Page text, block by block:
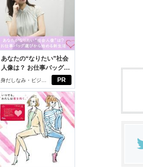
PR
あなたの“なりたい”社会
人像は？ お仕事バッグ選
びから始める新生活
身だしなみ・ビジネ
スアイテム